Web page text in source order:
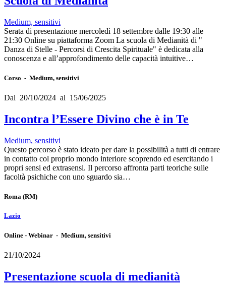
Medium, sensitivi
Serata di presentazione mercoledì 18 settembre dalle 19:30 alle
21:30 Online su piattaforma Zoom La scuola di Medianità di "
Danza di Stelle - Percorsi di Crescita Spirituale" è dedicata alla
conoscenza e all’approfondimento delle capacità intuitive…
Corso - Medium, sensitivi
Dal 20/10/2024 al 15/06/2025
Incontra l’Essere Divino che è in Te
Medium, sensitivi
Questo percorso è stato ideato per dare la possibilità a tutti di entrare
in contatto col proprio mondo interiore scoprendo ed esercitando i
propri sensi ed extrasensi. Il percorso affronta parti teoriche sulle
facoltà psichiche con uno sguardo sia…
Roma (RM)
Lazio
Online - Webinar - Medium, sensitivi
21/10/2024
Presentazione scuola di medianità